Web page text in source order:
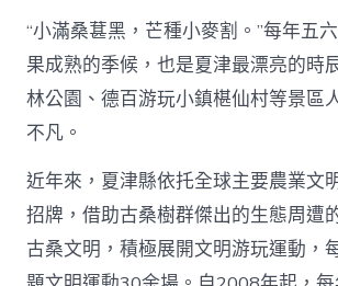
“小滿桑葚黑，芒種小麥割。”每年五
果成熟的季候，也是夏津最漂亮的時
林公園、德百游玩小鎮椹仙村等景區
不凡。
近年來，夏津縣依托全球主要農業文
招牌，借助古桑樹群傑出的生態周遭
古桑文明，積極展開文明游玩運動，